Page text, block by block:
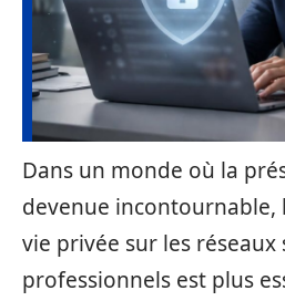
Dans un monde où la
devenue incontournable,
vie privée sur les réseaux
professionnels est plus